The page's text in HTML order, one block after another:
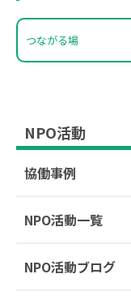
つながる場
NPO活動
協働事例
NPO活動一覧
NPO活動ブログ